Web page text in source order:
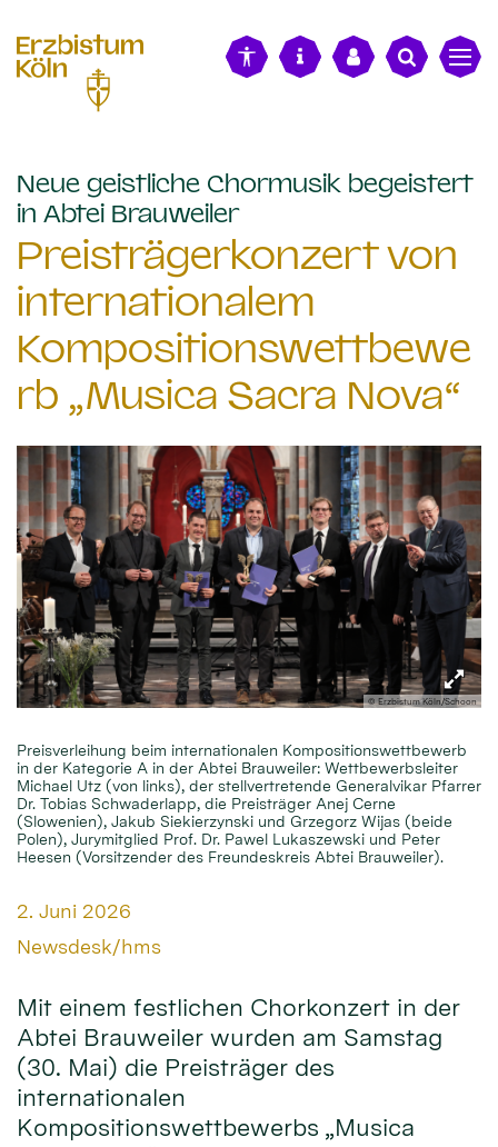
Neue geistliche Chormusik begeistert
in Abtei Brauweiler:
Preisträgerkonzert von
internationalem
Kompositionswettbewe
rb „Musica Sacra Nova“
© Erzbistum Köln/Schoon
Preisverleihung beim internationalen Kompositionswettbewerb
in der Kategorie A in der Abtei Brauweiler: Wettbewerbsleiter
Michael Utz (von links), der stellvertretende Generalvikar Pfarrer
Dr. Tobias Schwaderlapp, die Preisträger Anej Cerne
(Slowenien), Jakub Siekierzynski und Grzegorz Wijas (beide
Polen), Jurymitglied Prof. Dr. Pawel Lukaszewski und Peter
Heesen (Vorsitzender des Freundeskreis Abtei Brauweiler).
Datum:
2. Juni 2026
Von:
Newsdesk/hms
Mit einem festlichen Chorkonzert in der
Abtei Brauweiler wurden am Samstag
(30. Mai) die Preisträger des
internationalen
Kompositionswettbewerbs „Musica